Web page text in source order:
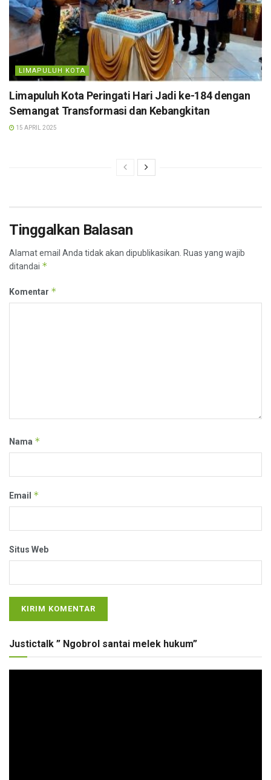
LIMAPULUH KOTA
Limapuluh Kota Peringati Hari Jadi ke-184 dengan
Semangat Transformasi dan Kebangkitan
15 APRIL 2025
Tinggalkan Balasan
Alamat email Anda tidak akan dipublikasikan. Ruas yang wajib
ditandai *
Komentar *
Nama *
Email *
Situs Web
Justictalk ” Ngobrol santai melek hukum”